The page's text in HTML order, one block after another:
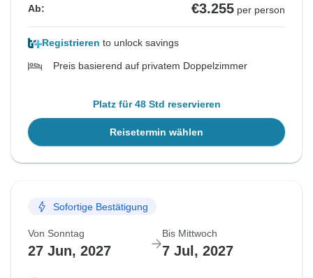
Ab: €3.255 per person
Registrieren to unlock savings
Preis basierend auf privatem Doppelzimmer
Platz für 48 Std reservieren
Reisetermin wählen
Sofortige Bestätigung
Von Sonntag
27 Jun, 2027
Bis Mittwoch
7 Jul, 2027